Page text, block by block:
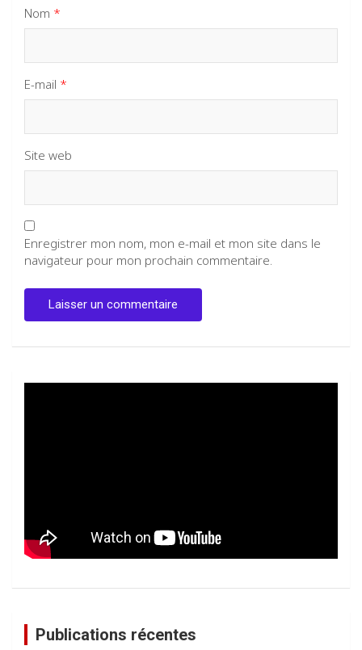
Nom *
E-mail *
Site web
Enregistrer mon nom, mon e-mail et mon site dans le
navigateur pour mon prochain commentaire.
Publications récentes